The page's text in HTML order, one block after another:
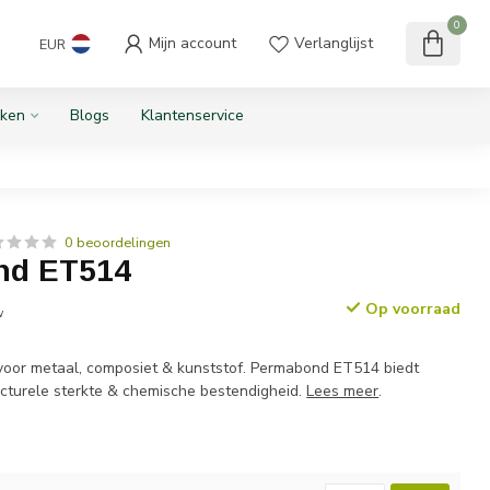
EUR Mijn account Verlanglijst
0
Blogs Klantenservice
0 beoordelingen
ET514
Op voorraad
metaal, composiet & kunststof. Permabond ET514 biedt
sterkte & chemische bestendigheid.Lees meer.